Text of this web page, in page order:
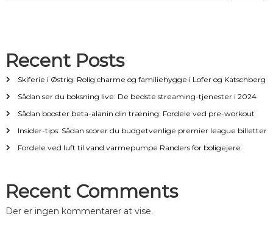
Recent Posts
Skiferie i Østrig: Rolig charme og familiehygge i Lofer og Katschberg
Sådan ser du boksning live: De bedste streaming-tjenester i 2024
Sådan booster beta-alanin din træning: Fordele ved pre-workout
Insider-tips: Sådan scorer du budgetvenlige premier league billetter
Fordele ved luft til vand varmepumpe Randers for boligejere
Recent Comments
Der er ingen kommentarer at vise.